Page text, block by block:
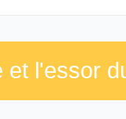
et l'essor